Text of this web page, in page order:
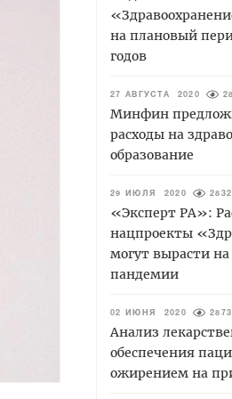
на плановый
годов
27 АВГУСТА 2020
Минфин
расходы на
образование
29 ИЮЛЯ 2020 2832
«Эксперт РА»:
нацпроекты
могут вырасти
пандемии
02 ИЮНЯ 2020 2873
Анализ
обеспечения
ожирением на